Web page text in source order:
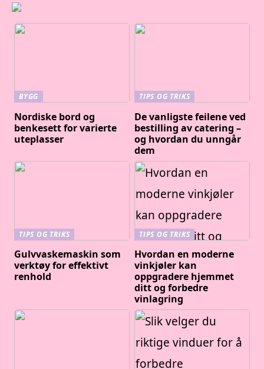
BYGG
Nordiske bord og
benkesett for varierte
uteplasser
TIPS OG TRIKS
De vanligste feilene ved
bestilling av catering –
og hvordan du unngår
dem
TIPS OG TRIKS
Gulvvaskemaskin som
verktøy for effektivt
renhold
TIPS OG TRIKS
Hvordan en moderne
vinkjøler kan
oppgradere hjemmet
ditt og forbedre
vinlagring